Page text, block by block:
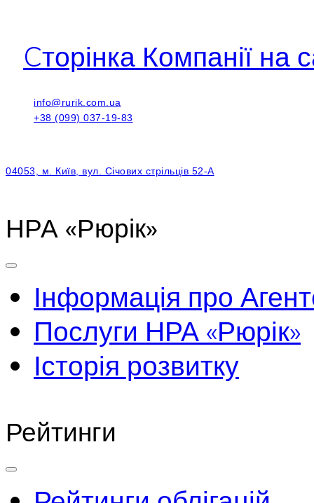
Cторінка Компанії на
info@rurik.com.ua
+38 (099) 037-19-83
04053, м. Київ, вул. Січових стрільців 52-А
НРА «Рюрік»
Інформація про
Послуги НРА «Рюрік»
Історія розвитку
Рейтинги